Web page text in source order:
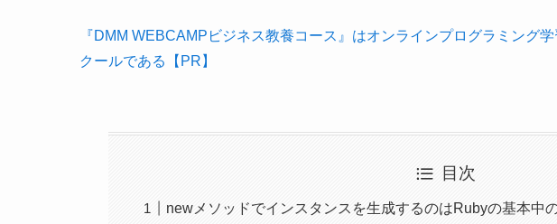
『DMM WEBCAMPビジネス教養コース』はオンラインプログラミング
クールである【PR】
目次
newメソッドでインスタンスを生成するのはRubyの基本中